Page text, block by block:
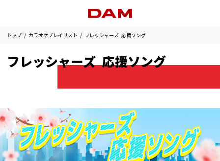
トップ カラオケプレイリスト フレッシャーズ 応援ソング
フレッシャーズ 応援ソング